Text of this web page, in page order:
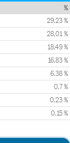
%
29,23 %
28,01 %
18,49 %
16,83 %
6,38 %
0,7 %
0,23 %
0,15 %